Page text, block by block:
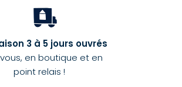
3 à 5 jours ouvrés
en boutique et en
point relais !